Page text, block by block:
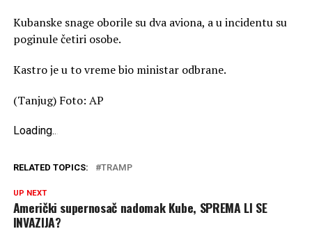
Kubanske snage oborile su dva aviona, a u incidentu su
poginule četiri osobe.
Kastro je u to vreme bio ministar odbrane.
(Tanjug) Foto: AP
Loading...
RELATED TOPICS: TRAMP
UP NEXT
Američki supernosač nadomak Kube, SPREMA LI SE
INVAZIJA?